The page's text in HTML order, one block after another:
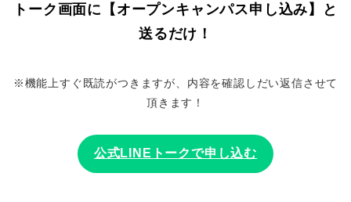
トーク画面に【オープンキャンパス申し込み】と
送るだけ！
※機能上すぐ既読がつきますが、内容を確認しだい返信させて
頂きます！
公式LINEトークで申し込む